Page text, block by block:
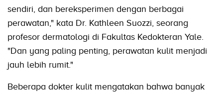
sendiri, dan bereksperimen dengan berbagai
perawatan," kata Dr. Kathleen Suozzi, seorang
profesor dermatologi di Fakultas Kedokteran Yale.
"Dan yang paling penting, perawatan kulit menjadi
jauh lebih rumit."
Beberapa dokter kulit mengatakan bahwa banyak